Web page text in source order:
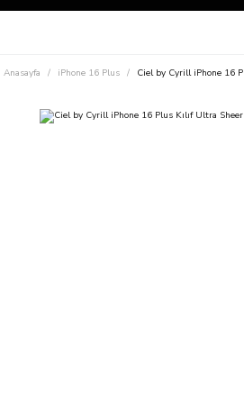
Siparişleriniz
Süper İndirimli
Anasayfa iPhone 16 Plus Ciel by Cyrill iPhone 16